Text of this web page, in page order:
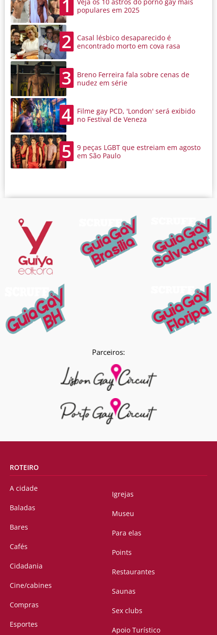
1
populares em 2025
2
Casal lésbico desaparecido é
encontrado morto em cova rasa
3
Breno Ferreira fala sobre cenas de
nudez em série
4
Filme gay PCD, 'London' será exibido
no Festival de Veneza
5
9 peças LGBT que estreiam em agosto
em São Paulo
Parceiros:
ROTEIRO
A cidade
Baladas
Bares
Cafés
Cidadania
Cine/cabines
Compras
Esportes
Igrejas
Museu
Para elas
Points
Restaurantes
Saunas
Sex clubs
Apoio Turístico